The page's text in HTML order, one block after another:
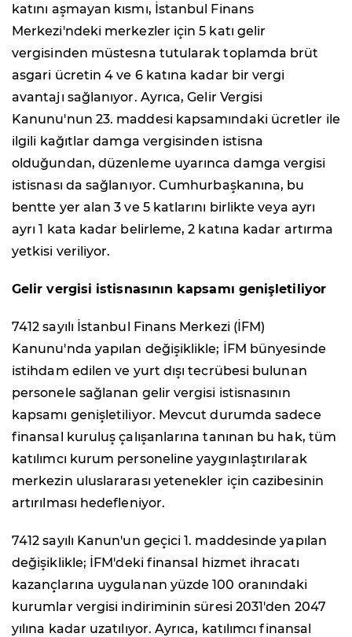
katını aşmayan kısmı, İstanbul Finans
Merkezi'ndeki merkezler için 5 katı gelir
vergisinden müstesna tutularak toplamda brüt
asgari ücretin 4 ve 6 katına kadar bir vergi
avantajı sağlanıyor. Ayrıca, Gelir Vergisi
Kanunu'nun 23. maddesi kapsamındaki ücretler ile
ilgili kağıtlar damga vergisinden istisna
olduğundan, düzenleme uyarınca damga vergisi
istisnası da sağlanıyor. Cumhurbaşkanına, bu
bentte yer alan 3 ve 5 katlarını birlikte veya ayrı
ayrı 1 kata kadar belirleme, 2 katına kadar artırma
yetkisi veriliyor.
Gelir vergisi istisnasının kapsamı genişletiliyor
7412 sayılı İstanbul Finans Merkezi (İFM)
Kanunu'nda yapılan değişiklikle; İFM bünyesinde
istihdam edilen ve yurt dışı tecrübesi bulunan
personele sağlanan gelir vergisi istisnasının
kapsamı genişletiliyor. Mevcut durumda sadece
finansal kuruluş çalışanlarına tanınan bu hak, tüm
katılımcı kurum personeline yaygınlaştırılarak
merkezin uluslararası yetenekler için cazibesinin
artırılması hedefleniyor.
7412 sayılı Kanun'un geçici 1. maddesinde yapılan
değişiklikle; İFM'deki finansal hizmet ihracatı
kazançlarına uygulanan yüzde 100 oranındaki
kurumlar vergisi indiriminin süresi 2031'den 2047
yılına kadar uzatılıyor. Ayrıca, katılımcı finansal